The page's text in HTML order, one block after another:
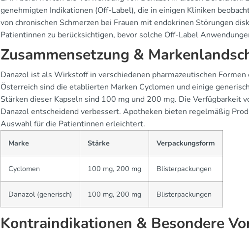
genehmigten Indikationen (Off-Label), die in einigen Kliniken
von chronischen Schmerzen bei Frauen mit endokrinen Störungen
Patientinnen zu berücksichtigen, bevor solche Off-Label
Zusammensetzung &
Danazol ist als Wirkstoff in verschiedenen pharmazeutischen
Österreich sind die etablierten Marken Cyclomen und einige
Stärken dieser Kapseln sind 100 mg und 200 mg. Die Verfügbarkeit
Danazol entscheidend verbessert. Apotheken bieten regelmäßig
Auswahl für die Patientinnen erleichtert.
Marke Stärke Verpackungsform
Cyclomen 100 mg, 200 mg Blisterpackungen
Danazol (generisch) 100 mg, 200 mg Blisterpackungen
Kontraindikationen & Besondere